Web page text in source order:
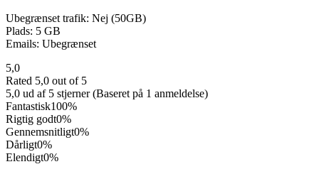
Ubegrænset trafik: Nej (50GB)
Plads: 5 GB
Emails: Ubegrænset
5,0
Rated 5,0 out of 5
5,0 ud af 5 stjerner (Baseret på 1 anmeldelse)
Fantastisk100%
Rigtig godt0%
Gennemsnitligt0%
Dårligt0%
Elendigt0%